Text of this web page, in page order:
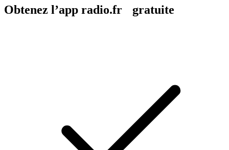
Obtenez l’app radio.fr gratuite